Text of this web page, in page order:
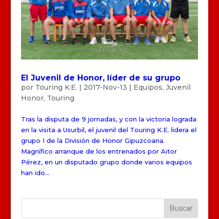
El Juvenil de Honor, líder de su grupo
por Touring K.E. 2017-Nov-13 Equipos, Juvenil
Honor, Touring
Tras la disputa de 9 jornadas, y con la victoria lograda
en la visita a Usurbil, el juvenil del Touring K.E. lidera el
grupo I de la División de Honor Gipuzcoana.
Magnífico arranque de los entrenados por Aitor
Pérez, en un disputado grupo donde varios equipos
han ido...